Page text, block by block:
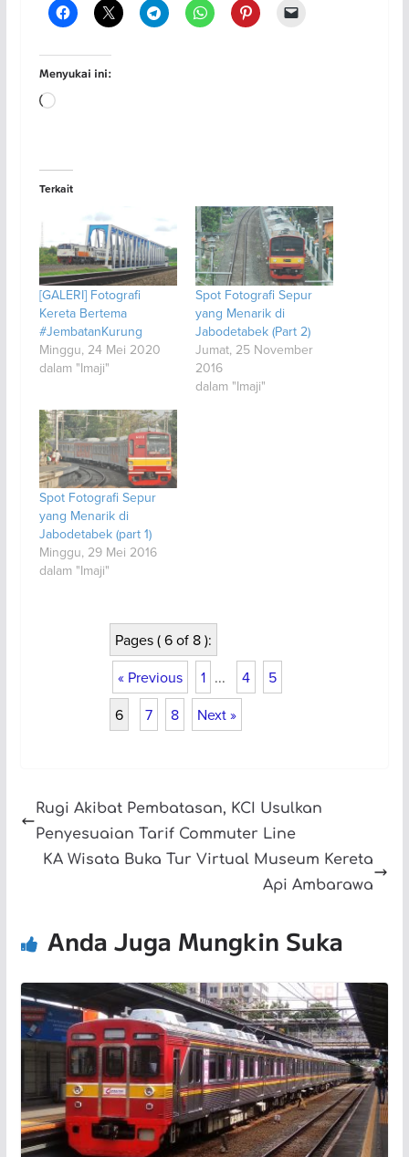
Menyukai ini:
Memuat...
Terkait
[GALERI] Fotografi
Kereta Bertema
#JembatanKurung
Minggu, 24 Mei 2020
dalam "Imaji"
Spot Fotografi Sepur
yang Menarik di
Jabodetabek (Part 2)
Jumat, 25 November
2016
dalam "Imaji"
Spot Fotografi Sepur
yang Menarik di
Jabodetabek (part 1)
Minggu, 29 Mei 2016
dalam "Imaji"
Pages ( 6 of 8 ):
« Previous
1 ... 4
5
6
7 8 Next »
Rugi Akibat Pembatasan, KCI Usulkan
Penyesuaian Tarif Commuter Line
KA Wisata Buka Tur Virtual Museum Kereta
Api Ambarawa
Anda Juga Mungkin Suka